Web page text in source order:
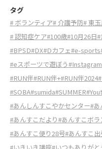
タグ
# ボランティア# 介護予防# 東
# 認知症ケア#100歳#10月26日
#BPSD#DX#Dカフェ#e-sports
#eスポーツで遊ぼう#Instagram
#RUN伴#RUN伴+#RUN伴2024
#SOBA#sumida#SUMMER
#あんしんすこやかセンター#あ
#あんすこだより#あんすこボラ
#あんすこ便り28号#あんすこ